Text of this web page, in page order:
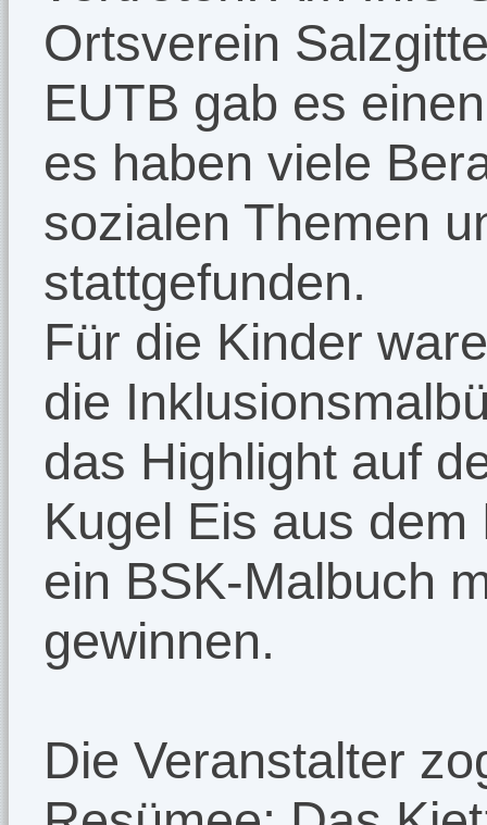
Ortsverein
EUTB gab es
es haben viele
sozialen Themen
stattgefunden.
Für die Kinder
die
das Highlight auf
Kugel Eis aus
ein BSK-Malbuch
gewinnen.
Die Veranstalter